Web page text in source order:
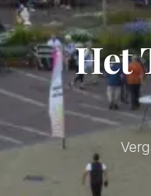
Het